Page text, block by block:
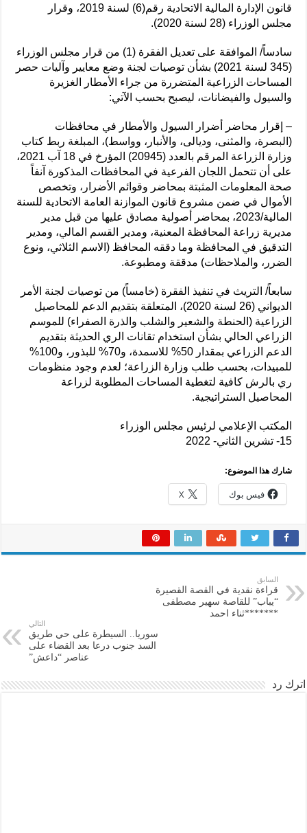
قانون الإدارة المالية الاتحادية رقم(6) لسنة 2019، وقرار
مجلس الوزراء (28 لسنة 2020).
سادساً/ الموافقة على تعديل الفقرة (1) من قرار مجلس الوزراء
(345 لسنة 2021) بشأن توصيات لجنة وضع معايير وآليات حصر
المساحات الزراعية المتضررة من جراء الأمطار الغزيرة
والسيول والفيضانات، ليصبح بحسب الآتي:
– إقرار محاضر أضرار السيول والأمطار في محافظات
(البصرة، والمثنى، وديالى، والأنبار، وواسط)، المبلغة ربط كتاب
وزارة الزراعة المرقم بالعدد (20945) المؤرخ في 18 آب 2021،
على أن تتحمل اللجان الفرعية في المحافظات المذكورة آنفاً
صحة المعلومات المثبتة بمحاضر وقوائم الأضرار، وتخصص
الأموال في ضمن مشروع قانون الموازنة العامة الاتحادية للسنة
المالية/2023، بمحاضر أصولية مصادق عليها من قبل مدير
مديرية زراعة المحافظة المعنية، ومدير القسم المالي، ومدير
التدقيق في المحافظة وما دققه المحافظ (الاسم الثلاثي، ونوع
الضرر، والملاحظات) مدققة ومطبوعة.
سابعاً/ التريث في تنفيذ الفقرة (خامساً) من توصيات لجنة الأمر
الديواني (26 لسنة 2020)، المتعلقة بتقديم الدعم للمحاصيل
الزراعية (الحنطة والشعير والشلب والذرة الصفراء) للموسم
الزراعي الحالي بشأن استخدام تقانات الري الحديثة بتقديم
الدعم الزراعي بمقدار 50% للاسمدة، و70% للبذور، و100%
للمبيدات، بحسب طلب وزارة الزراعة؛ لعدم وجود منظومات
ري بالرش كافية لتغطية المساحات المطلوبة لزراعة
المحاصيل الستراتيجية.
المكتب الإعلامي لرئيس مجلس الوزراء
15- تشرين الثاني- 2022
شارك هذا الموضوع:
فيس بوك X
السابق
قراءة نقدية في القصة القصيرة
“يباب” للقاصة سهير مصطفى
*******ثناء احمد
التالي
سوريا.. السيطرة على حي طريق
السد جنوب درعا بعد القضاء على
عناصر “داعش”
اترك رد